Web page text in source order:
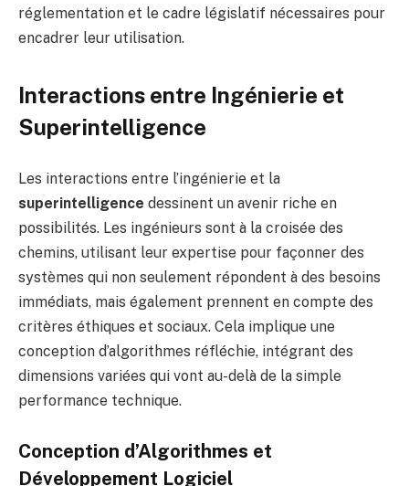
réglementation et le cadre législatif nécessaires pour
encadrer leur utilisation.
Interactions entre Ingénierie et
Superintelligence
Les interactions entre l’ingénierie et la
superintelligence dessinent un avenir riche en
possibilités. Les ingénieurs sont à la croisée des
chemins, utilisant leur expertise pour façonner des
systèmes qui non seulement répondent à des besoins
immédiats, mais également prennent en compte des
critères éthiques et sociaux. Cela implique une
conception d’algorithmes réfléchie, intégrant des
dimensions variées qui vont au-delà de la simple
performance technique.
Conception d’Algorithmes et
Développement Logiciel